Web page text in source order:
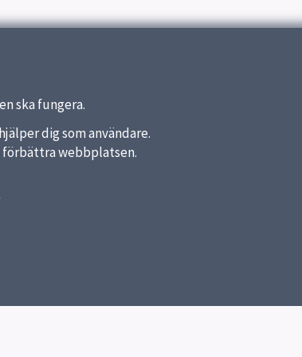
ska fungera.
dig som användare.
förbättra webbplatsen.